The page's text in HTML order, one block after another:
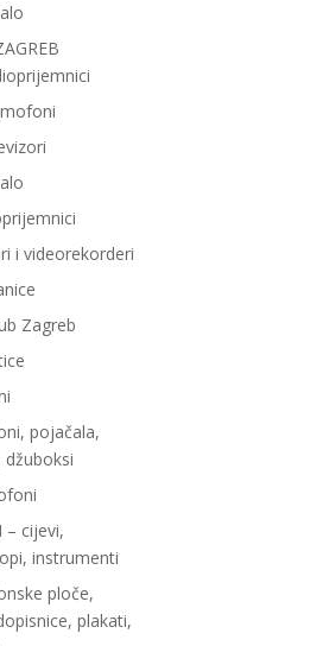
i videorekorderi
Zagreb
pojačala,
džuboksi
– cijevi,
instrumenti
ploče,
plakati,